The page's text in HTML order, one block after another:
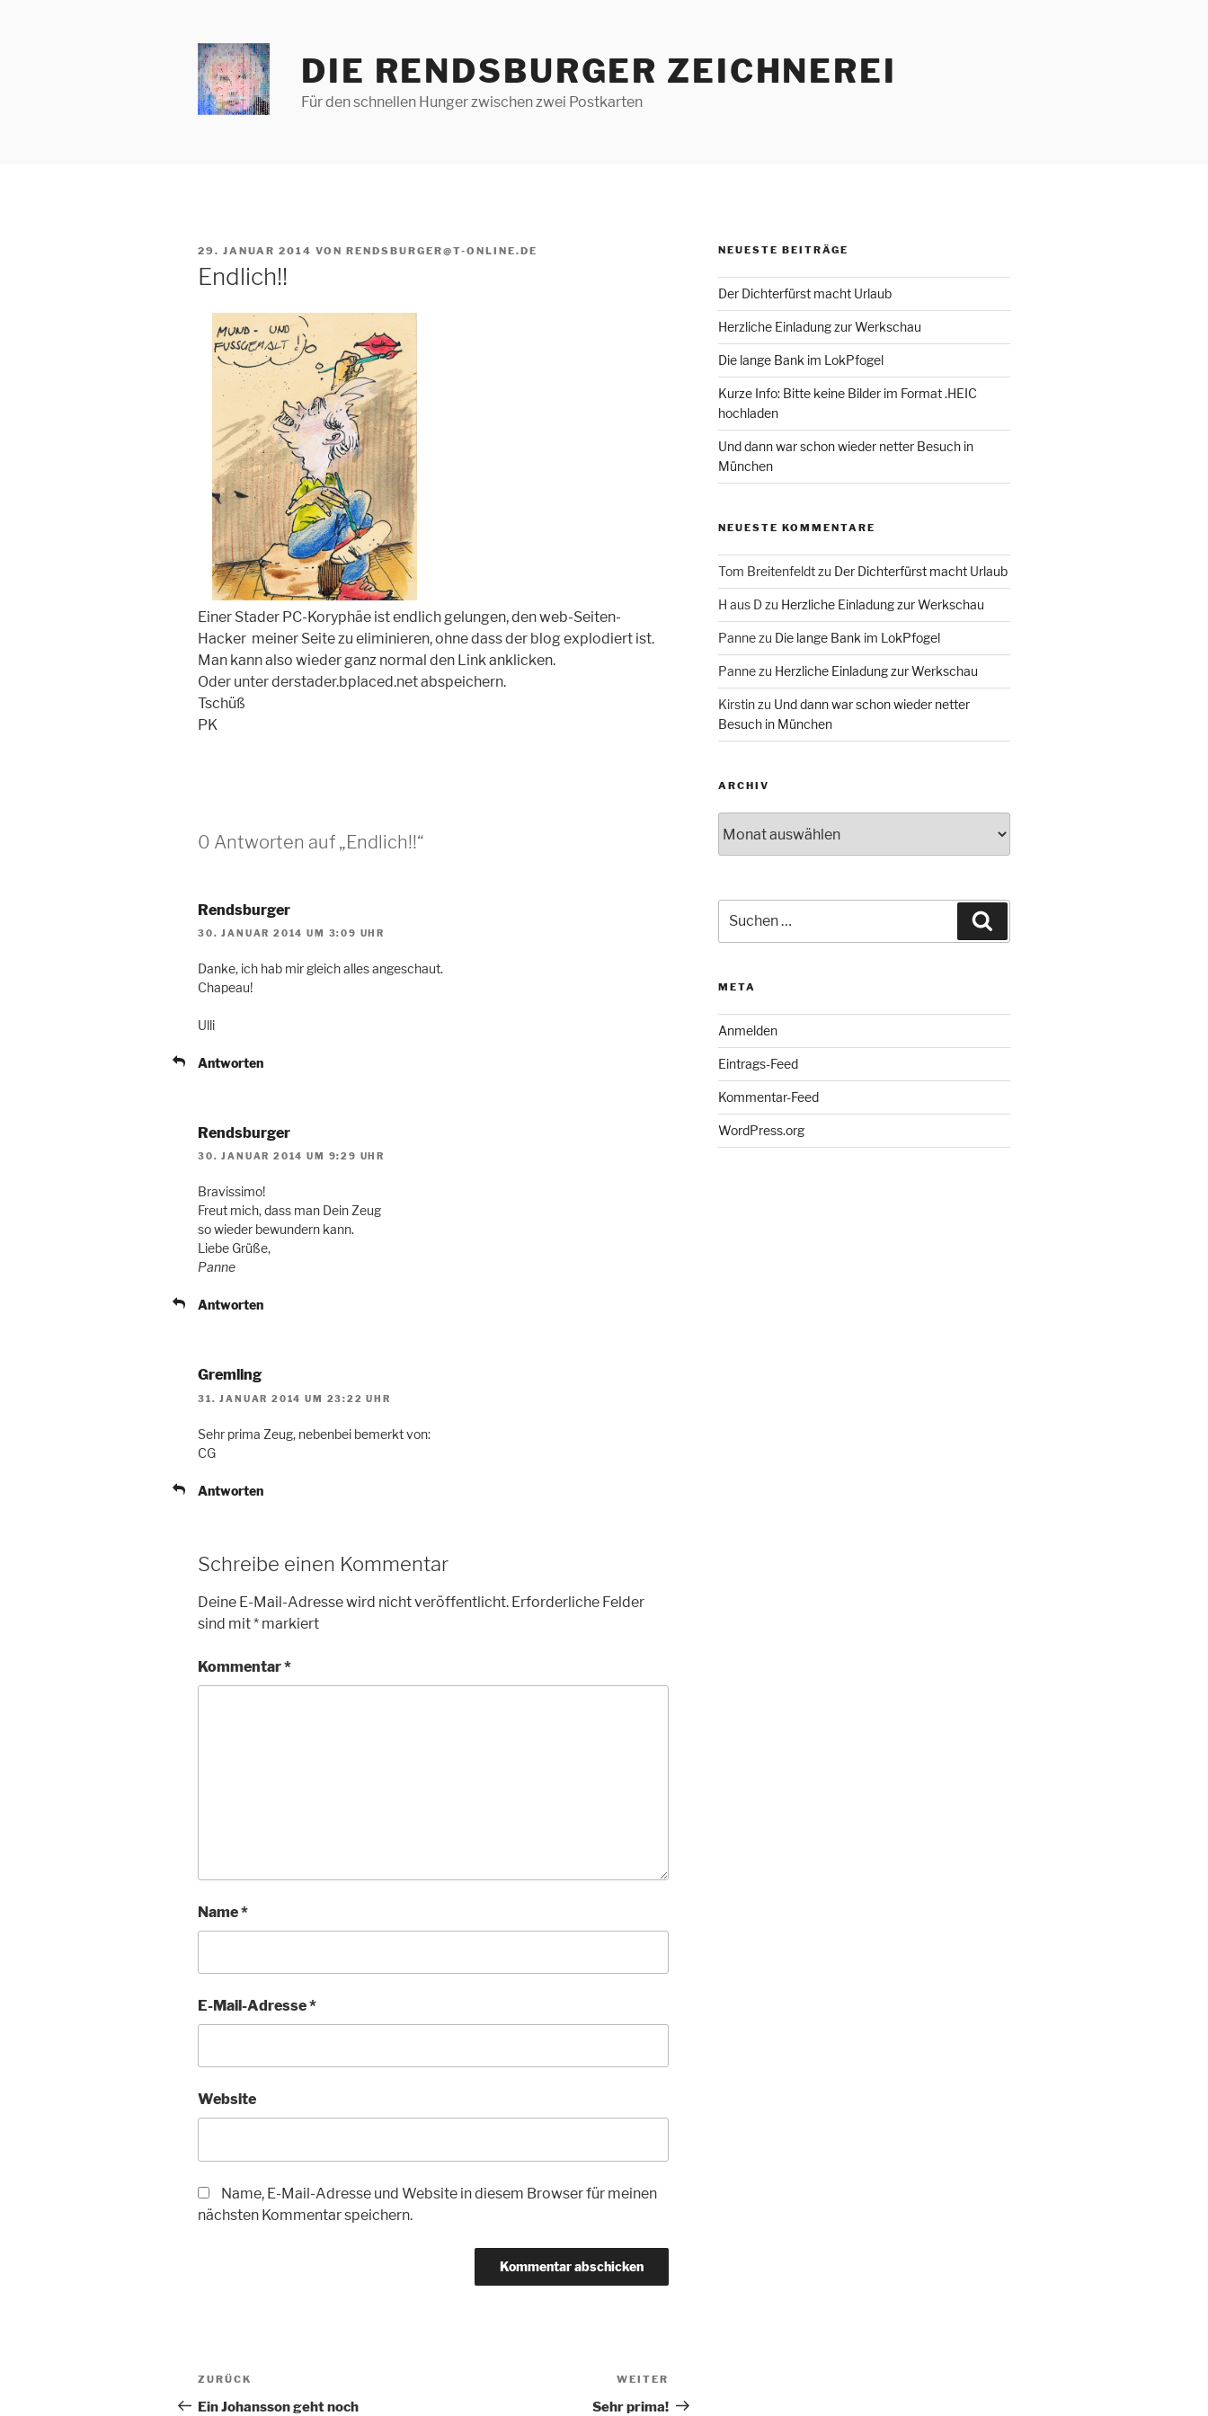
DIE RENDSBURGER ZEICHNEREI
Für den schnellen Hunger zwischen zwei Postkarten
VERÖFFENTLICHT
29. JANUAR 2014 VON RENDSBURGER@T-ONLINE.DE
Endlich!!
Einer Stader PC-Koryphäe ist endlich gelungen, den web-Seiten-
Hacker meiner Seite zu eliminieren, ohne dass der blog explodiert ist.
Man kann also wieder ganz normal den Link anklicken.
Oder unter derstader.bplaced.net abspeichern.
Tschüß
PK
0 Antworten auf „Endlich!!“
Rendsburger
30. JANUAR 2014 UM 3:09 UHR
Danke, ich hab mir gleich alles angeschaut.
Chapeau!
Ulli
Antworten
Rendsburger
30. JANUAR 2014 UM 9:29 UHR
Bravissimo!
Freut mich, dass man Dein Zeug
so wieder bewundern kann.
Liebe Grüße,
Panne
Antworten
Gremling
31. JANUAR 2014 UM 23:22 UHR
Sehr prima Zeug, nebenbei bemerkt von:
CG
Antworten
Schreibe einen Kommentar
Deine E-Mail-Adresse wird nicht veröffentlicht. Erforderliche Felder
sind mit* markiert
Kommentar*
Name*
E-Mail-Adresse*
Website
Name, E-Mail-Adresse und Website in diesem Browser für meinen
nächsten Kommentar speichern.
Beitragsnavigation
Vorheriger
Beitrag
ZURÜCK
Ein Johansson geht noch
Beitrag
WEITER
Sehr prima!
NEUESTE BEITRÄGE
Der Dichterfürst macht Urlaub
Herzliche Einladung zur Werkschau
Die lange Bank im LokPfogel
Kurze Info: Bitte keine Bilder im Format .HEIC
hochladen
Und dann war schon wieder netter Besuch in
München
NEUESTE KOMMENTARE
Tom Breitenfeldtzu Der Dichterfürst macht Urlaub
H aus Dzu Herzliche Einladung zur Werkschau
Pannezu Die lange Bank im LokPfogel
Pannezu Herzliche Einladung zur Werkschau
Kirstinzu Und dann war schon wieder netter
Besuch in München
ARCHIV
nach:
META
Anmelden
Eintrags-Feed
Kommentar-Feed
WordPress.org